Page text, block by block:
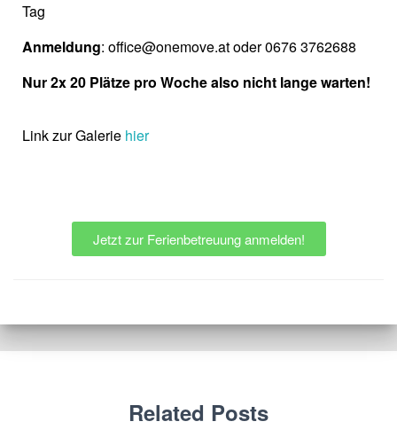
Tag
Anmeldung: office@onemove.at oder 0676 3762688
Nur 2x 20 Plätze pro Woche also nicht lange warten!
Link zur Galerie hier
Jetzt zur Ferienbetreuung anmelden!
Related Posts